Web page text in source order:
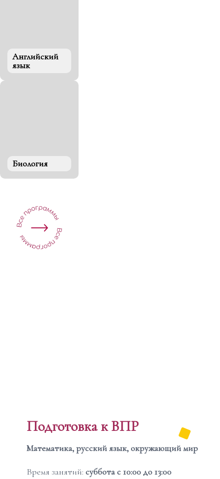
Английский
язык
Биология
Время занятий: суббота с 10:00 до 13:00
Математика, русский язык, окружающий мир
Подготовка к ВПР